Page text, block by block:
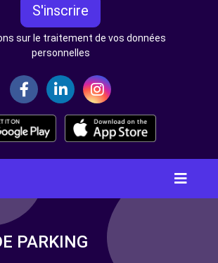
S'inscrire
sur le traitement de vos données
personnelles
PARKING